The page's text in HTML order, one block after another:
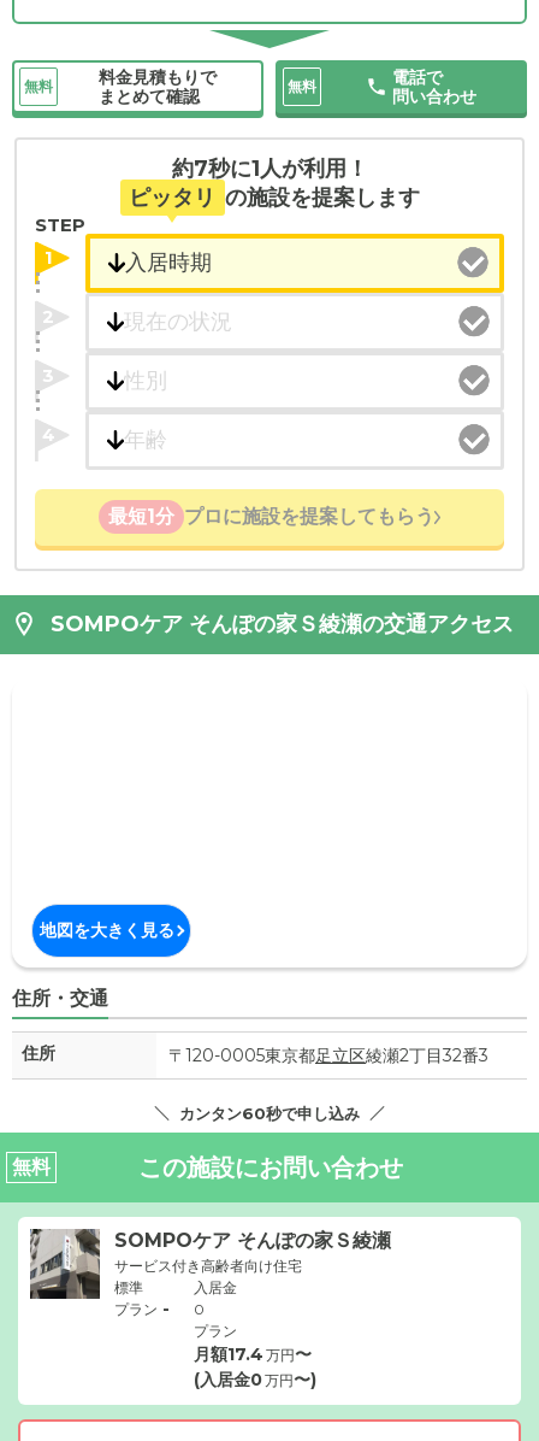
無料
料金見積もりで
まとめて確認
無料
電話で
問い合わせ
約7秒に1人が利用！
ピッタリ の施設を提案します
STEP
1
2
3
4
最短1分 プロに施設を提案してもらう
SOMPOケア そんぽの家Ｓ綾瀬の交通アクセス
地図を大きく見る
住所・交通
住所 〒120-0005東京都足立区綾瀬2丁目32番3
カンタン60秒で申し込み
無料 この施設にお問い合わせ
SOMPOケア そんぽの家Ｓ綾瀬
サービス付き高齢者向け住宅
標準
プラン -
入居金
0
プラン
月額17.4 万円〜
(入居金0万円〜)